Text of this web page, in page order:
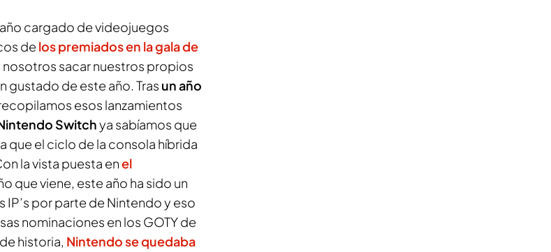
año cargado de videojuegos
de los premiados en la gala de
nosotros sacar nuestros propios
gustado de este año. Tras un año
esos lanzamientos
Switchya sabíamos que
que el ciclo de la consola híbrida
la vista puesta enel
que viene, este año ha sido un
por parte de Nintendo y eso
nominaciones en los GOTY de
historia, Nintendo se quedaba